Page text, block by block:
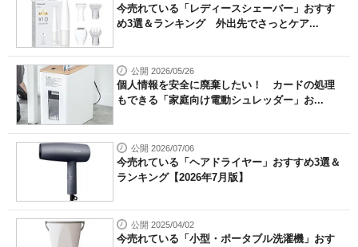
今売れている「レディースシェーバー」おすす
め3選＆ランキング 外出先でさっとケア...
公開 2026/05/26
個人情報を安全に廃棄したい！ カードの処理
もできる「家庭向け電動シュレッダー」お...
公開 2026/07/06
今売れている「ヘアドライヤー」おすすめ3選＆
ランキング【2026年7月版】
公開 2025/04/02
今売れている「小型・ポータブル洗濯機」おす